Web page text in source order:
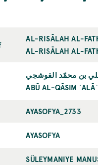
AL-RISĀLAH AL-
AL-RISĀLAH AL-
علي بن محمّد القوشجي
ABŪ AL-QĀSIM
AYASOFYA_2733
AYASOFYA
SÜLEYMANIYE